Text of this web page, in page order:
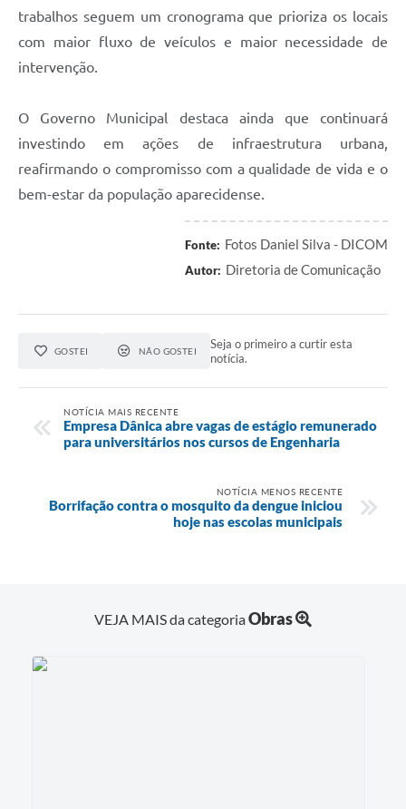
trabalhos seguem um cronograma que prioriza os locais
com maior fluxo de veículos e maior necessidade de
intervenção.
O Governo Municipal destaca ainda que continuará
investindo em ações de infraestrutura urbana,
reafirmando o compromisso com a qualidade de vida e o
bem-estar da população aparecidense.
Fonte: Fotos Daniel Silva - DICOM
Autor: Diretoria de Comunicação
GOSTEI NÃO GOSTEI
Seja o primeiro a curtir esta
notícia.
NOTÍCIA MAIS RECENTE
Empresa Dânica abre vagas de estágio remunerado
para universitários nos cursos de Engenharia
NOTÍCIA MENOS RECENTE
Borrifação contra o mosquito da dengue iniciou
hoje nas escolas municipais
VEJA MAIS da categoriaObras